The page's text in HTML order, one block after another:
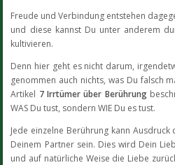
Freude und Verbindung entstehen
und diese kannst Du unter anderem
kultivieren.
Denn hier geht es nicht darum,
genommen auch nichts, was Du falsch
Artikel 7 Irrtümer über Berührung
WAS Du tust, sondern WIE Du es tust.
Jede einzelne Berührung kann
Deinem Partner sein. Dies wird Dein
und auf natürliche Weise die Liebe